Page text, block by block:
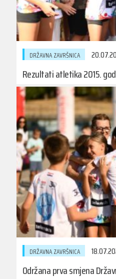
DRŽAVNA ZAVRŠNICA
Rezultati atletika 2015.
DRŽAVNA ZAVRŠNICA
Održana prva smjena